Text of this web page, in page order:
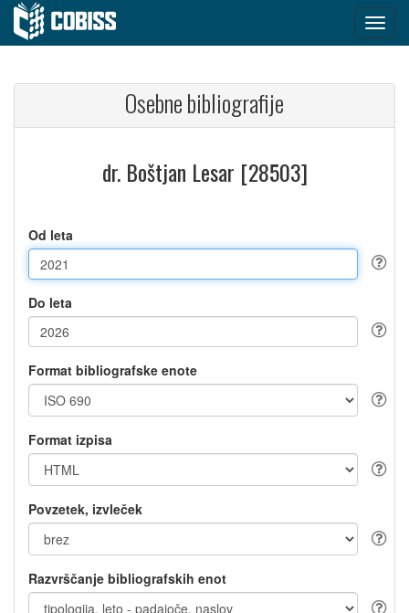
Osebne bibliografije
dr. Boštjan Lesar [28503]
Od leta
Do leta
Format bibliografske enote
Format izpisa
Povzetek, izvleček
Razvrščanje bibliografskih enot